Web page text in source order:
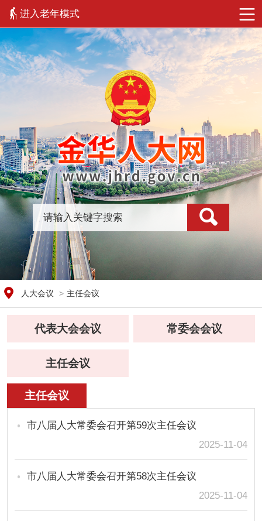
进入老年模式
人大会议 > 主任会议
代表大会会议 常委会会议
主任会议
主任会议
市八届人大常委会召开第59次主任会议
2025-11-04
市八届人大常委会召开第58次主任会议
2025-11-04